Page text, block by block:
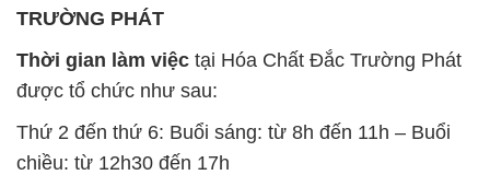
TRƯỜNG PHÁT
Thời gian làm việc tại Hóa Chất Đắc Trường Phát
được tổ chức như sau:
Thứ 2 đến thứ 6: Buổi sáng: từ 8h đến 11h – Buổi
chiều: từ 12h30 đến 17h